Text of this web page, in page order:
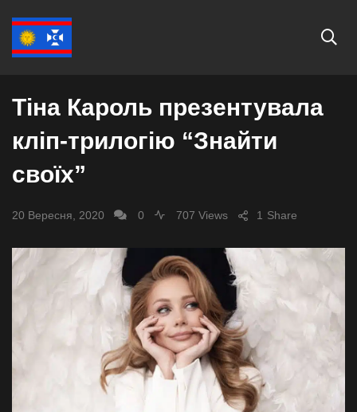
ШОУ-БІЗНЕС
Тіна Кароль презентувала
кліп-трилогію “Знайти
своїх”
20 Вересня, 2020 0 707 Views Share
1